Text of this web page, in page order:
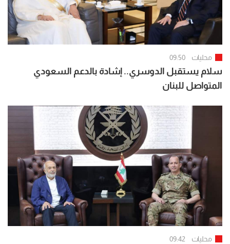
محليات 09:50
سلام يستقبل الدوسري.. إشادة بالدعم السعودي
المتواصل للبنان
محليات 09:42